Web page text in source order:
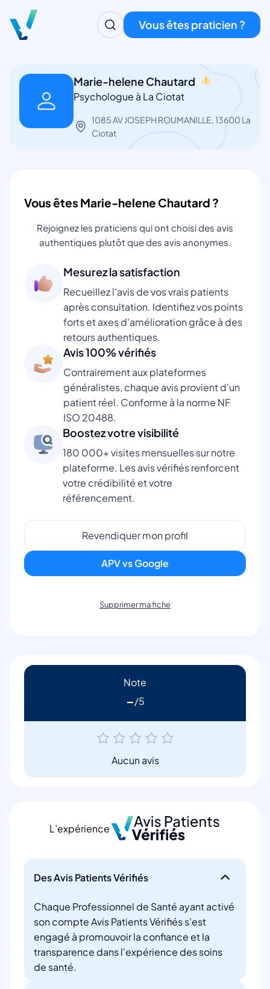
Vous êtes praticien ?
Marie-helene Chautard
Psychologue à La Ciotat
1085 AV JOSEPH ROUMANILLE, 13600 La
Ciotat
Vous êtes Marie-helene Chautard ?
Rejoignez les praticiens qui ont choisi des avis
authentiques plutôt que des avis anonymes.
Mesurez la satisfaction
Recueillez l'avis de vos vrais patients
après consultation. Identifiez vos points
forts et axes d'amélioration grâce à des
retours authentiques.
Avis 100% vérifiés
Contrairement aux plateformes
généralistes, chaque avis provient d'un
patient réel. Conforme à la norme NF
ISO 20488.
Boostez votre visibilité
180 000+ visites mensuelles sur notre
plateforme. Les avis vérifiés renforcent
votre crédibilité et votre
référencement.
Revendiquer mon profil
APV vs Google
Supprimer ma fiche
Note
-
Aucun avis
L’expérience
Des Avis Patients Vérifiés
Chaque Professionnel de Santé ayant activé
son compte Avis Patients Vérifiés s'est
engagé à promouvoir la confiance et la
transparence dans l'expérience des soins
de santé.